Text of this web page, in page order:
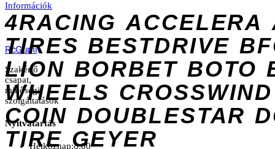
Információk
4RACING ACCELERA
TIRES BESTDRIVE
LION BORBET BOTO
WHEELS CROSSWIND
COIN DOUBLESTAR
TIRE GEYER
RcGumi
Szakértő
csapat,
minőségi
szolgáltatások
Nyitvatartás
Hétköznap:8:00